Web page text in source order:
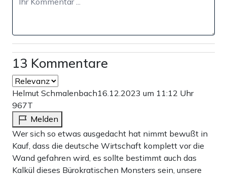
Doch ob sich die Industrie darauf verlassen kann? Sehr
13 Kommentare
Helmut Schmalenbach16.12.2023 um 11:12 Uhr
967T
Melden
Wer sich so etwas ausgedacht hat nimmt bewußt in
Kauf, dass die deutsche Wirtschaft komplett vor die
Wand gefahren wird, es sollte bestimmt auch das
Kalkül dieses Bürokratischen Monsters sein, unsere